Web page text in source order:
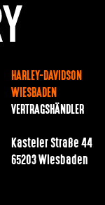
HARLEY-DAVIDSON
WIESBADEN
VERTRAGSHÄNDLER
Kasteler Straße 44
65203 Wiesbaden